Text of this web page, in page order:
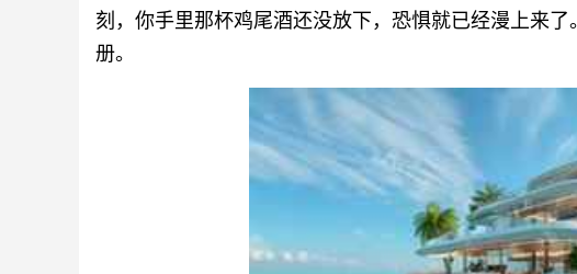
刻，你手里那杯鸡尾酒还没放下，恐惧就已经漫上来
册。